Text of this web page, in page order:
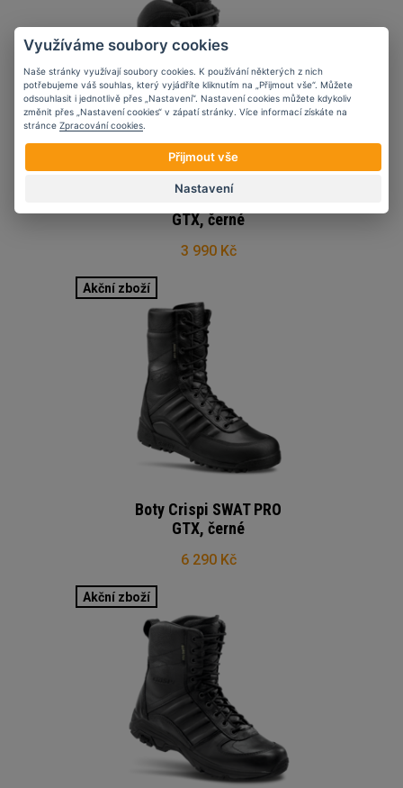
Boty Crispi Stealth Plus
GTX, černé
3 990 Kč
Akční zboží
Boty Crispi SWAT PRO
GTX, černé
6 290 Kč
Akční zboží
Využíváme soubory cookies
Naše stránky využívají soubory cookies. K používání některých z nich
potřebujeme váš souhlas, který vyjádříte kliknutím na „Přijmout vše“. Můžete
odsouhlasit i jednotlivě přes „Nastavení“. Nastavení cookies můžete kdykoliv
změnit přes „Nastavení cookies“ v zápatí stránky. Více informací získáte na
stránce Zpracování cookies
Přijmout vše
Nastavení